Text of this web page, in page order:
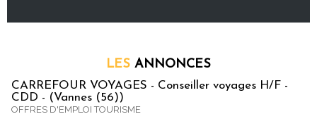
LES ANNONCES
CARREFOUR VOYAGES - Conseiller voyages H/F -
CDD - (Vannes (56))
OFFRES D'EMPLOI TOURISME